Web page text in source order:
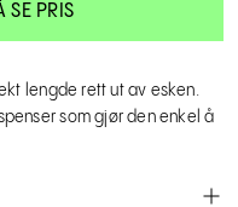
SE PRIS
lengde rett ut av esken.
som gjør den enkel å